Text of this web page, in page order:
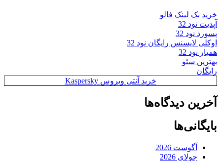
خرید بک لینک فالو
آپدیت نود 32
پسورد نود 32
اوکلی لایسنس رایگان نود 32
همیار نود 32
بهترین سئو
رایگان
خرید آنتی ویروس Kaspersky
آخرین دیدگاه‌ها
بایگانی‌ها
آگوست 2026
جولای 2026